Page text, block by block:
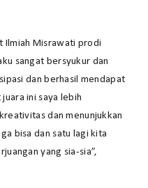
Ilmiah Misrawati prodi
sangat bersyukur dan
dan berhasil mendapat
ini saya lebih
dan menunjukkan
bisa dan satu lagi kita
yang sia-sia”,